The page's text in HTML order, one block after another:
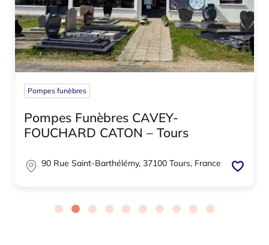
Pompes funèbres
Pompes Funèbres CAVEY-
FOUCHARD CATON – Tours
90 Rue Saint-Barthélémy, 37100 Tours, France